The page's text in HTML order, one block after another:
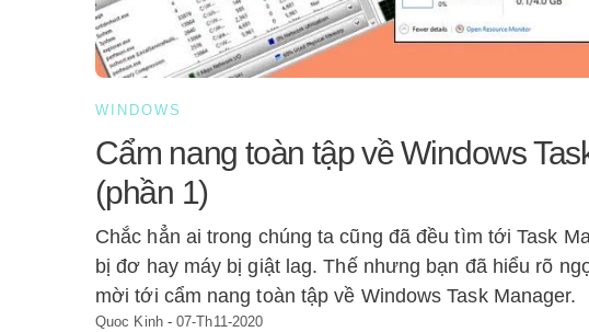
WINDOWS
Cẩm nang toàn tập về Windows
(phần 1)
Chắc hẳn ai trong chúng ta cũng đã đều tìm tới Task
bị đơ hay máy bị giật lag. Thế nhưng bạn đã hiểu rõ
mời tới cẩm nang toàn tập về Windows Task Manager.
Quoc Kinh-07-Th11-2020